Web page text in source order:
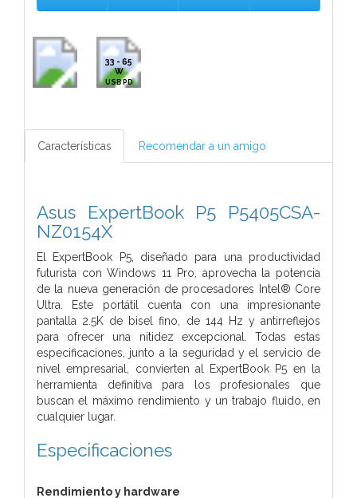
33 - 65
W
USB PD
Características Recomendar a un amigo
Asus ExpertBook P5 P5405CSA-
NZ0154X
El ExpertBook P5, diseñado para una productividad
futurista con Windows 11 Pro, aprovecha la potencia
de la nueva generación de procesadores Intel® Core
Ultra. Este portátil cuenta con una impresionante
pantalla 2.5K de bisel fino, de 144 Hz y antirreflejos
para ofrecer una nitidez excepcional. Todas estas
especificaciones, junto a la seguridad y el servicio de
nivel empresarial, convierten al ExpertBook P5 en la
herramienta definitiva para los profesionales que
buscan el máximo rendimiento y un trabajo fluido, en
cualquier lugar.
Especificaciones
Rendimiento y hardware